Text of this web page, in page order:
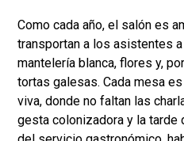
Como cada año, el salón es
transportan a los asistentes
mantelería blanca, flores y,
tortas galesas. Cada mesa
viva, donde no faltan las
gesta colonizadora y la tarde